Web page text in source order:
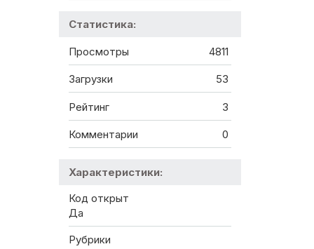
Статистика:
Просмотры 4811
Загрузки 53
Рейтинг 3
Комментарии 0
Характеристики:
Код открыт
Да
Рубрики